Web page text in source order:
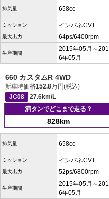
排気量 658cc
ミッション インパネCVT
最大出力 64ps/6400rpm
生産期間
2015年05月～201
6年05月
660 カスタムR 4WD
新車時価格152.8万円(税込)
JC08
27.6km/L
満タンでどこまで走る？
828km
排気量 658cc
ミッション インパネCVT
最大出力 52ps/6800rpm
生産期間
2015年05月～201
6年05月